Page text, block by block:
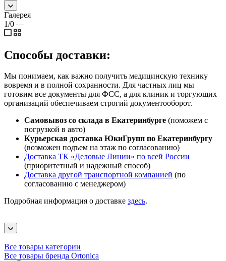
Галерея
1/0 —
Способы доставки:
Мы понимаем, как важно получить медицинскую технику
вовремя и в полной сохранности. Для частных лиц мы
готовим все документы для ФСС, а для клиник и торгующих
организаций обеспечиваем строгий документооборот.
Самовывоз со склада в Екатеринбурге (поможем с
погрузкой в авто)
Курьерская доставка ЮкиГрупп по Екатеринбургу
(возможен подъем на этаж по согласованию)
Доставка ТК «Деловые Линии» по всей России
(приоритетный и надежный способ)
Доставка другой транспортной компанией (по
согласованию с менеджером)
Подробная информация о доставке здесь.
Все товары категории
Все товары бренда Ortonica